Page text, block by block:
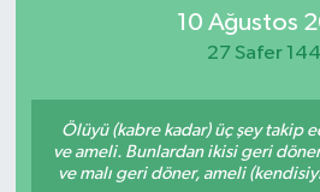
10 Ağustos
27 Safer
Ölüyü (kabre kadar) üç şey takip
ve ameli. Bunlardan ikisi geri
ve malı geri döner, ameli
Teknoloji
TRABZON